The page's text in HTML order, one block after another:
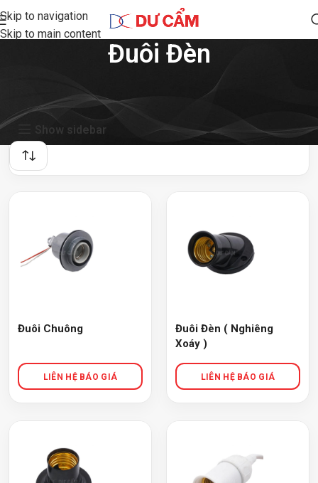
Skip to navigation
Skip to main content
Đuôi Đèn
Showing all 6 results
Show sidebar
Đuôi Chuông
Đuôi Đèn ( Nghiêng
Xoáy )